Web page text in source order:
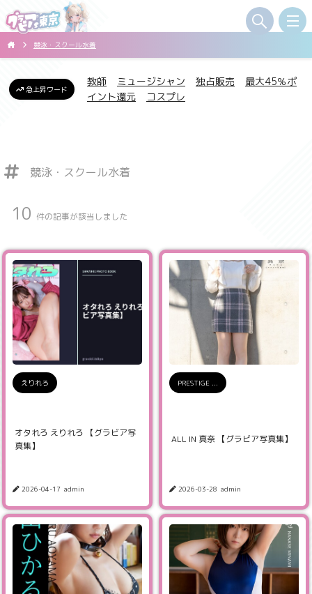
競泳・スクール水着
急上昇ワード
教師 ミュージシャン 独占販売
最大45％ポ
イント還元
コスプレ
競泳・スクール水着
10 件の記事が該当しました
えりれろ
オタれろ えりれろ 【グラビア写
真集】
2026-04-17 admin
PRESTIGE ...
ALL IN 真奈 【グラビア写真集】
2026-03-28 admin